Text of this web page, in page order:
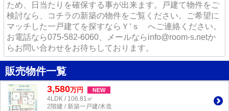
ため、日当たりを確保する事が出来ます。戸建て物件をご
検討なら、コチラの新築の物件をご覧ください。ご希望に
マッチした一戸建てを探すならＹ‘ｓ へご連絡ください。
お電話なら075-582-6060、メールならinfo@room-s.netか
らお問い合わせをお待ちしております。
販売物件一覧
3,580万円 NEW
4LDK / 106.81㎡
2階建 / 新築一戸建/木造